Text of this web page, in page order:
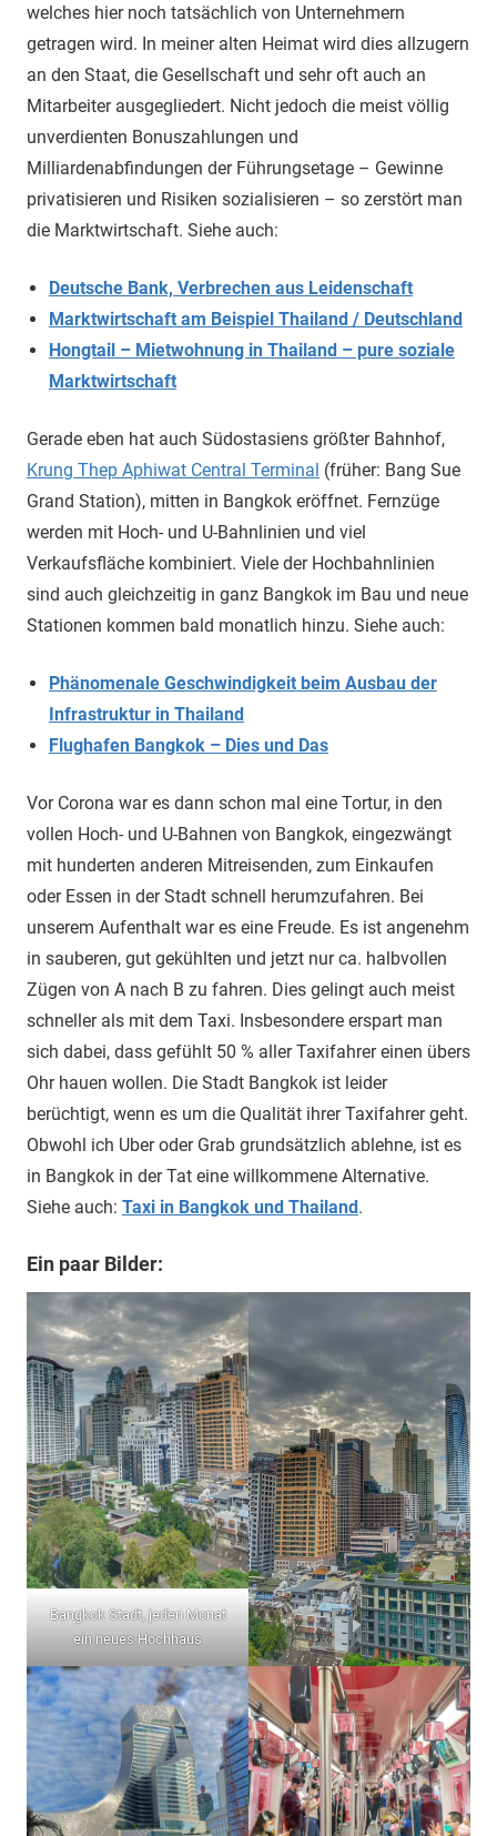
welches hier noch tatsächlich von Unternehmern
getragen wird. In meiner alten Heimat wird dies allzugern
an den Staat, die Gesellschaft und sehr oft auch an
Mitarbeiter ausgegliedert. Nicht jedoch die meist völlig
unverdienten Bonuszahlungen und
Milliardenabfindungen der Führungsetage – Gewinne
privatisieren und Risiken sozialisieren – so zerstört man
die Marktwirtschaft. Siehe auch:
Deutsche Bank, Verbrechen aus Leidenschaft
Marktwirtschaft am Beispiel Thailand / Deutschland
Hongtail – Mietwohnung in Thailand – pure soziale
Marktwirtschaft
Gerade eben hat auch Südostasiens größter Bahnhof,
Krung Thep Aphiwat Central Terminal (früher: Bang Sue
Grand Station), mitten in Bangkok eröffnet. Fernzüge
werden mit Hoch- und U-Bahnlinien und viel
Verkaufsfläche kombiniert. Viele der Hochbahnlinien
sind auch gleichzeitig in ganz Bangkok im Bau und neue
Stationen kommen bald monatlich hinzu. Siehe auch:
Phänomenale Geschwindigkeit beim Ausbau der
Infrastruktur in Thailand
Flughafen Bangkok – Dies und Das
Vor Corona war es dann schon mal eine Tortur, in den
vollen Hoch- und U-Bahnen von Bangkok, eingezwängt
mit hunderten anderen Mitreisenden, zum Einkaufen
oder Essen in der Stadt schnell herumzufahren. Bei
unserem Aufenthalt war es eine Freude. Es ist angenehm
in sauberen, gut gekühlten und jetzt nur ca. halbvollen
Zügen von A nach B zu fahren. Dies gelingt auch meist
schneller als mit dem Taxi. Insbesondere erspart man
sich dabei, dass gefühlt 50 % aller Taxifahrer einen übers
Ohr hauen wollen. Die Stadt Bangkok ist leider
berüchtigt, wenn es um die Qualität ihrer Taxifahrer geht.
Obwohl ich Uber oder Grab grundsätzlich ablehne, ist es
in Bangkok in der Tat eine willkommene Alternative.
Siehe auch: Taxi in Bangkok und Thailand.
Ein paar Bilder:
Bangkok Stadt, jeden Monat
ein neues Hochhaus